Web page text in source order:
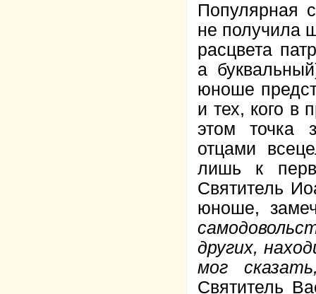
Популярная
не получила
расцвета
а
юноше
и тех, кого в
этом точка
отцами
лишь к
Святитель
юноше,
других,
мог
Святитель